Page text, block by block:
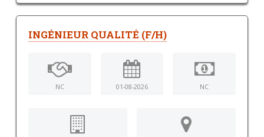
INGÉNIEUR QUALITÉ (F/H)
NC 01-08-2026 NC